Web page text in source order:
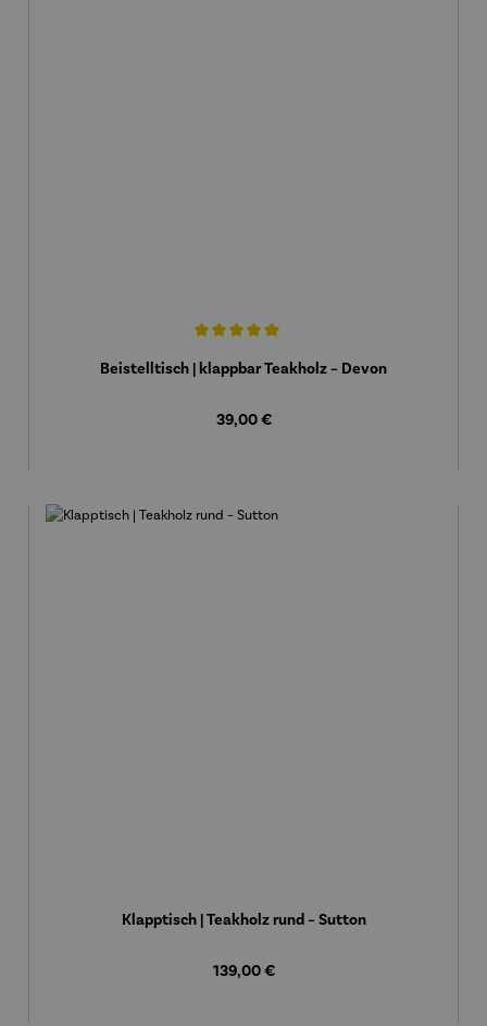
Beistelltisch | klappbar Teakholz – Devon
Regulärer Preis:
39,00 €
Klapptisch | Teakholz rund – Sutton
Regulärer Preis:
139,00 €